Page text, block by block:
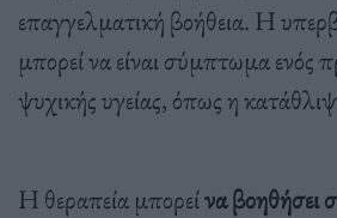
επαγγελματική βοήθεια. Η
μπορεί να είναι σύμπτωμα ενός
ψυχικής υγείας, όπως η
Η θεραπεία μπορείνα βοηθήσει